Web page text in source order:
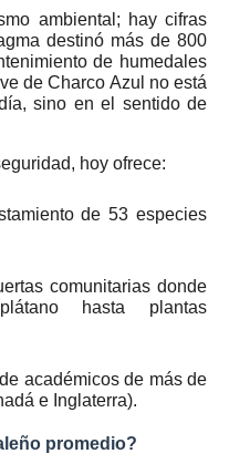
ambiental; hay cifras
destinó más de 800
de humedales
de Charco Azul no está
sino en el sentido de
hoy ofrece:
de 53 especies
comunitarias donde
hasta plantas
académicos de más de
e Inglaterra).
promedio?